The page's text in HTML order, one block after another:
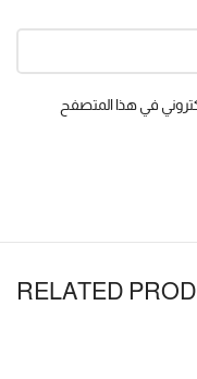
في هذا المتصفح
RELATED